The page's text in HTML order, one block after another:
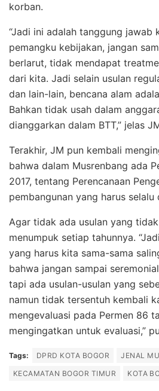
korban.
“Jadi ini adalah tanggung jawab
pemangku kebijakan, jangan
berlarut, tidak mendapat
dari kita. Jadi selain usulan
dan lain-lain, bencana alam
Bahkan tidak usah dalam
dianggarkan dalam BTT,” jelas
Terakhir, JM pun kembali
bahwa dalam Musrenbang ada
2017, tentang Perencanaan
pembangunan yang harus
Agar tidak ada usulan yang
menumpuk setiap tahunnya.
yang harus kita sama-sama
bahwa jangan sampai
tapi ada usulan-usulan yang
namun tidak tersentuh kembali
mengevaluasi pada Permen 86
mengingatkan untuk evaluasi,”
Tags: DPRD KOTA BOGOR
JENAL
KECAMATAN BOGOR TIMUR
KOTA